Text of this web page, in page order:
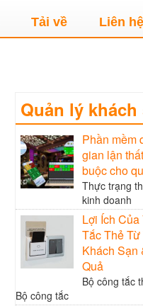
Tải về Liên hệ
Quản lý khách
Phần mềm
gian lận
buộc cho
Thực trạng
kinh doanh
Lợi Ích
Tắc Thẻ
Khách Sạn
Quả
Bộ công tắc
Bộ công tắc